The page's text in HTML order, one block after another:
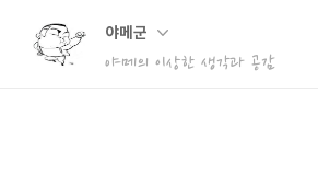
야메군
야메의 이상한 생각과 공감